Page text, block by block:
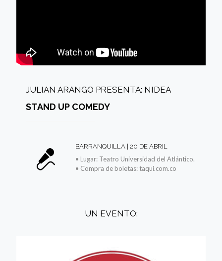
JULIAN ARANGO PRESENTA: NIDEA
STAND UP COMEDY
BARRANQUILLA | 20 DE ABRIL
• Lugar: Teatro Universidad del Atlántico.
• Compra de boletas: taqui.com.co
UN EVENTO: